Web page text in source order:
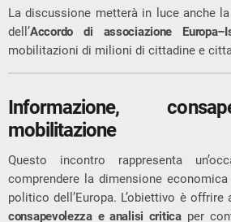
La discussione metterà in luce anche
dell’Accordo di associazione
mobilitazioni di milioni di cittadine e
Informazione,
mobilitazione
Questo incontro rappresenta
comprendere la dimensione
politico dell’Europa. L’obiettivo è
consapevolezza e analisi criticaper